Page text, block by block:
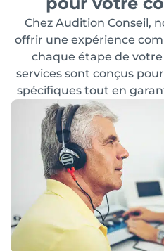
Chez Audition Conseil,
offrir une expérience
chaque étape de
services sont conçus
spécifiques tout en